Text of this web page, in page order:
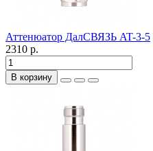
Аттенюатор ДалСВЯЗЬ AT-3-5
2310 р.
В корзину